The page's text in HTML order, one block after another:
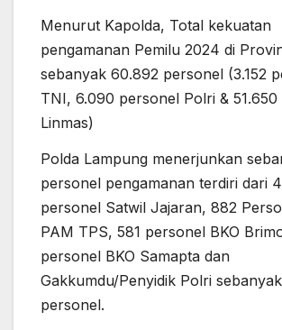
Menurut Kapolda, Total kekuatan
pengamanan Pemilu 2024 di
sebanyak 60.892 personel (3.152
TNI, 6.090 personel Polri &
Linmas)
Polda Lampung menerjunkan
personel pengamanan terdiri dari
personel Satwil Jajaran, 882
PAM TPS, 581 personel BKO
personel BKO Samapta dan
Gakkumdu/Penyidik Polri
personel.